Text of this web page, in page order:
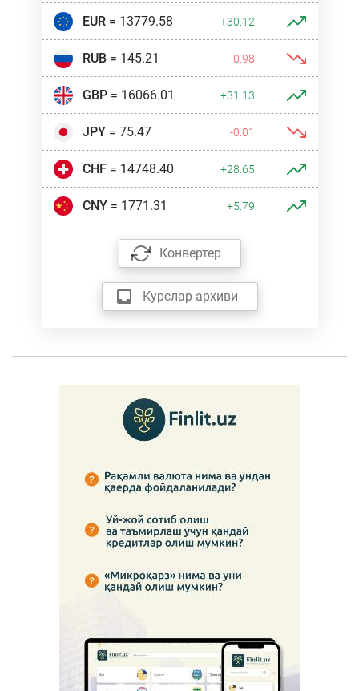
EUR= 13779.58 +30.12
RUB= 145.21 -0.98
GBP= 16066.01 +31.13
JPY= 75.47 -0.01
CHF= 14748.40 +28.65
CNY= 1771.31 +5.79
Конвертер
Курслар архиви